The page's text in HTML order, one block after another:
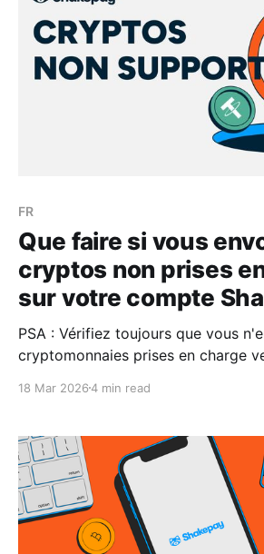
FR
Que faire si vous
cryptos non prises
sur votre compte
PSA : Vérifiez toujours que vous
cryptomonnaies prises en charge
mauvaise adresse ? Le suspense
vous être retourné
18 Mar 20264 min read